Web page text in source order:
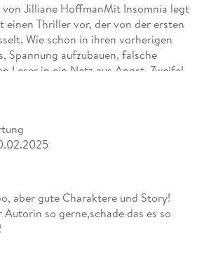
von Jilliane HoffmanMit Insomnia legt
einen Thriller vor, der von der ersten
Wie schon in ihren vorherigen
Spannung aufzubauen, falsche
Leser in ein Netz aus Angst, Zweifel
Werkzeugen und tötet
Weise. Schon die Beschreibungen
den Atem stocken.Wieder dabei
Er ist ein Charakter mit Ecken und
nur nach Vorschrift handelt,
vertraut. Auch in diesem Fall
ihn selten im Stich lässt. Gerade
aber gute Charaktere und Story!
so gerne,schade das es so